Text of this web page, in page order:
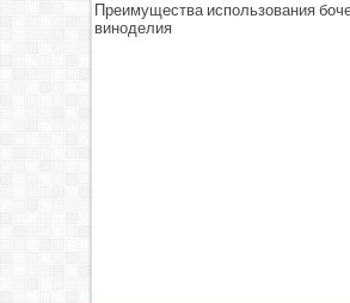
Преимущества использования
виноделия